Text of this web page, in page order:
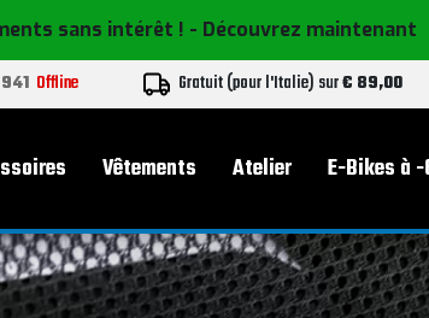
sans intérêt ! - Découvrez maintenant
Offline Gratuit (pour l'Italie) sur€ 89,00
Vêtements Atelier E-Bikes à